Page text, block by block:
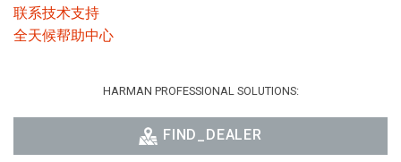
联系技术支持
全天候帮助中心
HARMAN PROFESSIONAL SOLUTIONS:
FIND_DEALER